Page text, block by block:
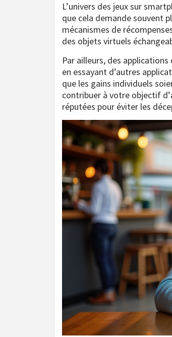
L’univers des jeux sur
que cela demande souvent
mécanismes de
des objets virtuels
Par ailleurs, des
en essayant d’autres
que les gains individuels
contribuer à votre objectif d’
réputées pour éviter les